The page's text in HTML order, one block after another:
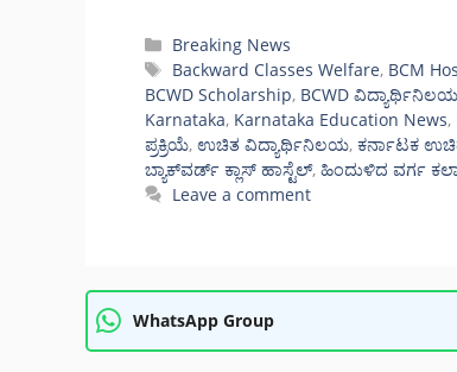
Categories
Breaking News
Tags
Backward Classes Welfare, BCM
BCWD Scholarship, BCWD
Karnataka, Karnataka Education News,
ಪ್ರಕ್ರಿಯೆ, ಉಚಿತ ವಿದ್ಯಾರ್ಥಿನಿಲಯ, ಕರ್ನಾಟಕ
ಬ್ಯಾಕ್‌ವರ್ಡ್ ಕ್ಲಾಸ್ ಹಾಸ್ಟೆಲ್, ಹಿಂದುಳಿದ ವರ್ಗ
Leave a comment
WhatsApp Group